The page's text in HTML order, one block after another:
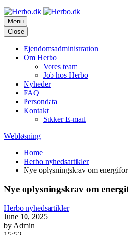
Menu
Close
Ejendomsadministration
Om Herbo
Vores team
Job hos Herbo
Nyheder
FAQ
Persondata
Kontakt
Sikker E-mail
Webløsning
Home
Herbo nyhedsartikler
Nye oplysningskrav om
Nye oplysningskrav om
Herbo nyhedsartikler
June 10, 2025
by Admin